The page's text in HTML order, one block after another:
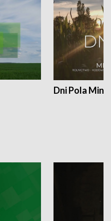
Dni Pola